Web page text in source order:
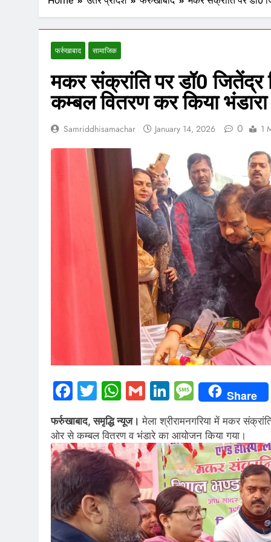
फर्रुखाबाद सामाजिक
मकर संक्रांति पर डॉ0 जितेंद्र
कम्बल वितरण कर किया भंडारा
Samriddhisamachar January 14, 2026 0 1
Facebook
Twitter
WhatsApp
GmailLinkedIn
Share
फर्रुखाबाद, समृद्धि न्यूज। मेला श्रीरामनगरिया में मकर
ओर से कम्बल वितरण व भंडारे का आयोजन किया गया।